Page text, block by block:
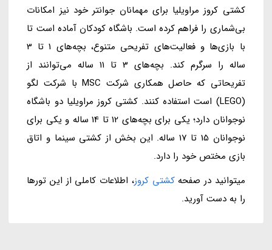
کشتی کروز مراویلیا برای مهمانان جوانتر خود نیز امکانات
بی‌شماری را فراهم کرده است. باشگاه کودکان آماده است تا
با بازی‌ها و فعالیت‌های تفریحی متنوع، بچه‌های 1 تا 3
ساله را سرگرم کند. بچه‌های 3 تا 11 ساله می‌توانند از
تفریحاتی که حاصل همکاری شرکت MSC با شرکت لگو
(LEGO) است استفاده کنند. کشتی کروز مراویلیا دو باشگاه
نوجوانان دارد؛ یکی برای بچه‌های 12 تا 14 ساله و یکی برای
نوجوانان 15 تا 17 ساله. این بخش از کشتی سینما و اتاق
بازی مختص خود را دارد.
میتوانید در صفحهکشتی کروز، اطلاعات کاملی از این تورها
را به دست آورید.